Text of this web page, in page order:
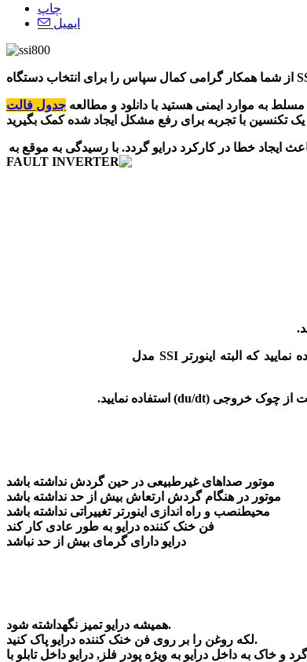
چاپ
ایمیل
به موارد ایمنی هستید با دانلود و مطالعه جدول فالت
ایجاد خطا در کارکرد درایو گردد. با رسیدگی به موقع به
برای ورودی و کاهش هارمونیک بعد از کلید و قبل از ورودی ( R.S.T ) از چوک یا فیلتر کاهش هارمونیک می توانید استفاده نمایید که البته اینورتر SSI مدل
موتور صداهای غیرطبیعی در حین گردش نداشته باشد
موتور در هنگام گردش ارتعاش بیش از حد نداشته باشد
محیطنصب و راه اندازی اینورتر تغییراتی نداشته باشد
فن خنک کننده درایو به طور عادی کار کند
درایو دارای گرمای بیش از حد نباشد
همیشه درایو تمیز نگهداشته شود.
لکه روغن را بر روی فن خنک کننده درایو پاک کنید.